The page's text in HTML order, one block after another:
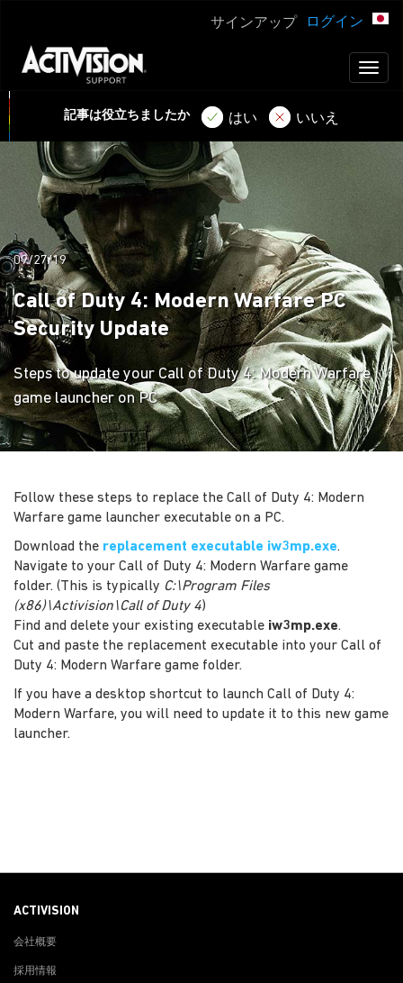
ログイン
サインアップ
記事は役立ちましたか はい いいえ
09/27/19
Call of Duty 4: Modern Warfare PC
Security Update
Steps to update your Call of Duty 4: Modern Warfare
game launcher on PC
Follow these steps to replace the Call of Duty 4: Modern
Warfare game launcher executable on a PC.
Download the replacement executable iw3mp.exe.
Navigate to your Call of Duty 4: Modern Warfare game
folder. (This is typically C:\Program Files
(x86)\Activision\Call of Duty 4)
Find and delete your existing executable iw3mp.exe.
Cut and paste the replacement executable into your Call of
Duty 4: Modern Warfare game folder.
If you have a desktop shortcut to launch Call of Duty 4:
Modern Warfare, you will need to update it to this new game
launcher.
ACTIVISION
会社概要
採用情報